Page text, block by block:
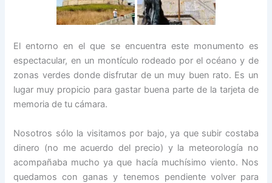
El entorno en el que se encuentra este monumento es
espectacular, en un montículo rodeado por el océano y de
zonas verdes donde disfrutar de un muy buen rato. Es un
lugar muy propicio para gastar buena parte de la tarjeta de
memoria de tu cámara.
Nosotros sólo la visitamos por bajo, ya que subir costaba
dinero (no me acuerdo del precio) y la meteorología no
acompañaba mucho ya que hacía muchísimo viento. Nos
quedamos con ganas y tenemos pendiente volver para